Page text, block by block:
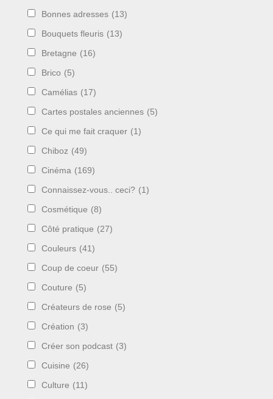
Bonnes adresses (13)
Bouquets fleuris (13)
Bretagne (16)
Brico (5)
Camélias (17)
Cartes postales anciennes (5)
Ce qui me fait craquer (1)
Chiboz (49)
Cinéma (169)
Connaissez-vous.. ceci? (1)
Cosmétique (8)
Côté pratique (27)
Couleurs (41)
Coup de coeur (55)
Couture (5)
Créateurs de rose (5)
Création (3)
Créer son podcast (3)
Cuisine (26)
Culture (11)